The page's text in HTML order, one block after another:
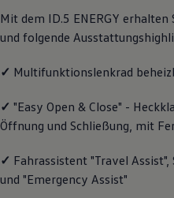
Schutz und
Transport
Entertainment
Wallbox und
Dienste für Ihr
Volkswagen
Handy und
Über Ihr Auto
Mit dem ID.5 ENERGY erhalten
und folgende
✓ Multifunktionslenkrad
✓ "Easy Open & Close" -
Öffnung und Schließung, mit
✓ Fahrassistent "Travel
und "Emergency Assist"